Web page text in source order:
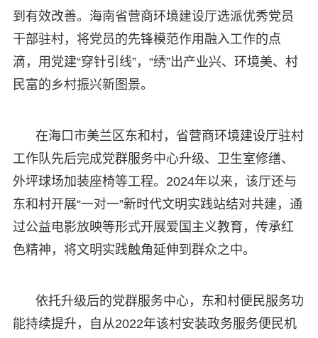
到有效改善。海南省营商环境建设厅选派优秀党员
干部驻村，将党员的先锋模范作用融入工作的点
滴，用党建“穿针引线”，“绣”出产业兴、环境美、村
民富的乡村振兴新图景。
在海口市美兰区东和村，省营商环境建设厅驻村
工作队先后完成党群服务中心升级、卫生室修缮、
外坪球场加装座椅等工程。2024年以来，该厅还与
东和村开展“一对一”新时代文明实践站结对共建，通
过公益电影放映等形式开展爱国主义教育，传承红
色精神，将文明实践触角延伸到群众之中。
依托升级后的党群服务中心，东和村便民服务功
能持续提升，自从2022年该村安装政务服务便民机